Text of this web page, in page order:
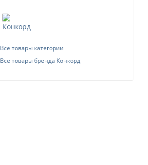
Все товары категории
Все товары бренда Конкорд